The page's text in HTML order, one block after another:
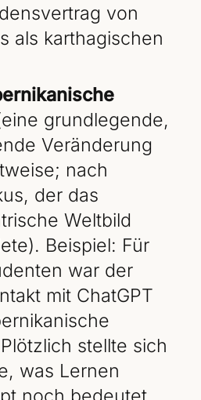
von
als karthagischen
grundlegende,
Veränderung
nach
der das
Weltbild
Beispiel: Für
war der
mit ChatGPT
stellte sich
was Lernen
noch bedeutet.